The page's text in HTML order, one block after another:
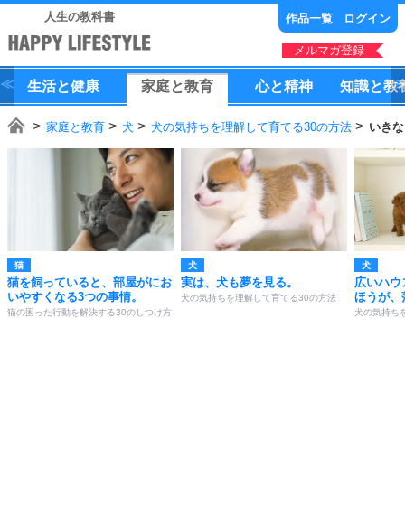
人生の教科書 作品一覧 ログイン
メルマガ登録
生活と健康 家庭と教育 心と精神 知識と教
家庭と教育 犬 犬の気持ちを理解して育てる30の方法 いき
猫
猫を飼っていると、部屋がにお
いやすくなる3つの事情。
猫の困った行動を解決する30のしつけ方
犬
実は、犬も夢を見る。
犬の気持ちを理解して育てる30の方法
犬
広いハ
ほうが、
犬の気持ち